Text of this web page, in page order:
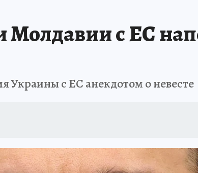
с ЕС
Украины с ЕС анекдотом о невесте